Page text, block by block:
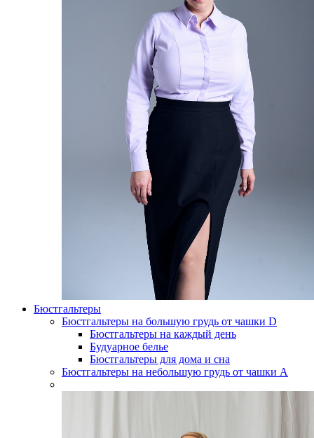
Бюстгальтеры
Бюстгальтеры на большую грудь от чашки D
Бюстгальтеры на каждый день
Будуарное белье
Бюстгальтеры для дома и сна
Бюстгальтеры на небольшую грудь от чашки А